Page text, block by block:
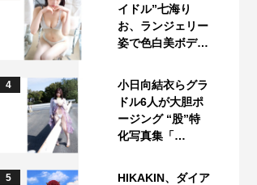
イドル”七海り
お、ランジェリー
姿で色白美ボデ…
4
小日向結衣らグラ
ドル6人が大胆ポ
ージング “股”特
化写真集「…
5
HIKAKIN、ダイア